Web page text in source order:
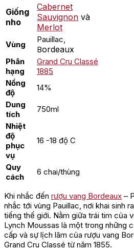
Giống
nho
Cabernet
Sauvignon và
Merlot
Vùng
Pauillac,
Bordeaux
Phân
hạng
Grand Cru Classé
1885
Nồng
độ
14%
Dung
tích
750ml
Nhiệt
độ
phục
vụ
16 -18 độ C
Quy
cách
6 chai/thùng
Khi nhắc đến rượu vang Bordeaux –
nhắc tới vùng Pauillac, nơi khai sinh
tiếng thế giới. Nằm giữa trái tim của
Lynch Moussas là một trong những
cấp và sự lịch lãm của rượu vang
Grand Cru Classé từ năm 1855.